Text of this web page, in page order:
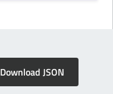
Download JSON